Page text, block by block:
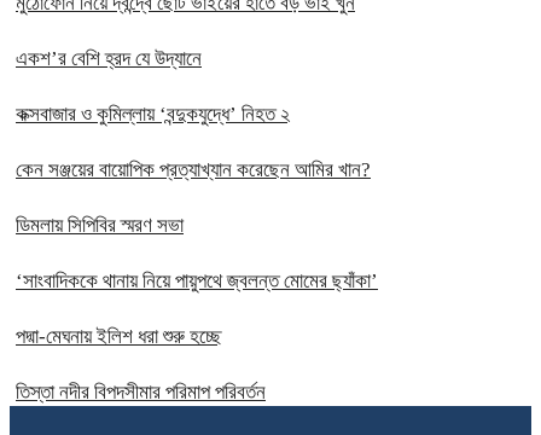
একশ’র বেশি হ্রদ যে উদ্যানে
কক্সবাজার ও কুমিল্লায় ‘বন্দুকযুদ্ধে’ নিহত ২
কেন সঞ্জয়ের বায়োপিক প্রত্যাখ্যান করেছেন আমির খান?
ডিমলায় সিপিবির স্মরণ সভা
‘সাংবাদিককে থানায় নিয়ে পায়ুপথে জ্বলন্ত মোমের ছ্যাঁকা’
পদ্মা-মেঘনায় ইলিশ ধরা শুরু হচ্ছে
তিস্তা নদীর বিপদসীমার পরিমাপ পরিবর্তন